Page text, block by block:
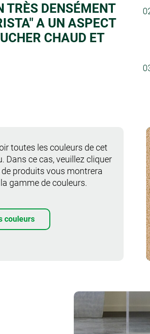
TRÈS DENSÉMENT
A UN ASPECT
CHAUD ET
toutes les couleurs de cet
Dans ce cas, veuillez cliquer
produits vous montrera
gamme de couleurs.
couleurs